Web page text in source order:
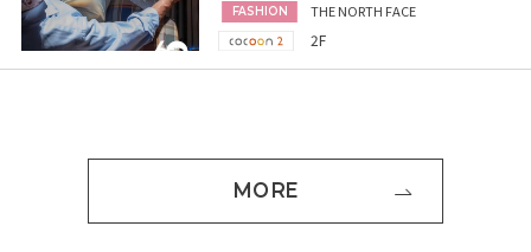
FASHION THE NORTH FACE
2F
MORE